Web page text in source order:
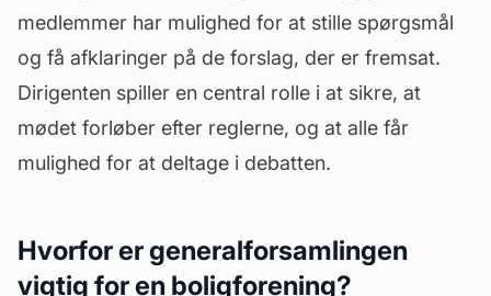
medlemmer har mulighed for at stille spørgsmål
og få afklaringer på de forslag, der er fremsat.
Dirigenten spiller en central rolle i at sikre, at
mødet forløber efter reglerne, og at alle får
mulighed for at deltage i debatten.
Hvorfor er generalforsamlingen
vigtig for en boligforening?